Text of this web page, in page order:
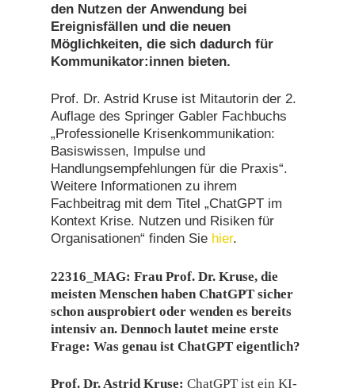
den Nutzen der Anwendung bei
Ereignisfällen und die neuen
Möglichkeiten, die sich dadurch für
Kommunikator:innen bieten.
Prof. Dr. Astrid Kruse ist Mitautorin der 2.
Auflage des Springer Gabler Fachbuchs
„Professionelle Krisenkommunikation:
Basiswissen, Impulse und
Handlungsempfehlungen für die Praxis“.
Weitere Informationen zu ihrem
Fachbeitrag mit dem Titel „ChatGPT im
Kontext Krise. Nutzen und Risiken für
Organisationen“ finden Sie hier.
22316_MAG: Frau Prof. Dr. Kruse, die
meisten Menschen haben ChatGPT sicher
schon ausprobiert oder wenden es bereits
intensiv an. Dennoch lautet meine erste
Frage: Was genau ist ChatGPT eigentlich?
Prof. Dr. Astrid Kruse:ChatGPT ist ein KI-